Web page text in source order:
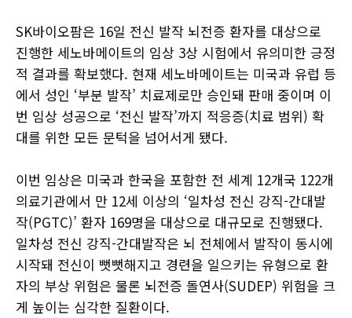
SK바이오팜은 16일 전신 발작 뇌전증 환자를 대상으로
진행한 세노바메이트의 임상 3상 시험에서 유의미한 긍정
적 결과를 확보했다. 현재 세노바메이트는 미국과 유럽 등
에서 성인 ‘부분 발작’ 치료제로만 승인돼 판매 중이며 이
번 임상 성공으로 ‘전신 발작’까지 적응증(치료 범위) 확
대를 위한 모든 문턱을 넘어서게 됐다.
이번 임상은 미국과 한국을 포함한 전 세계 12개국 122개
의료기관에서 만 12세 이상의 ‘일차성 전신 강직-간대발
작(PGTC)’ 환자 169명을 대상으로 대규모로 진행됐다.
일차성 전신 강직-간대발작은 뇌 전체에서 발작이 동시에
시작돼 전신이 뻣뻣해지고 경련을 일으키는 유형으로 환
자의 부상 위험은 물론 뇌전증 돌연사(SUDEP) 위험을 크
게 높이는 심각한 질환이다.